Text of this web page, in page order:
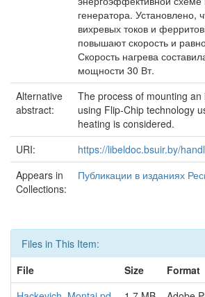
генератора. Установлено,
вихревых токов и
повышают скорость и
Скорость нагрева
мощности 30 Вт.
Alternative
abstract:
The process of mounting
using Flip-Chip technology
heating is considered.
URI:
https://libeldoc.bsuir.by/
Appears in
Collections:
Публикации в изданиях
Files in This Item:
File
Size
Format